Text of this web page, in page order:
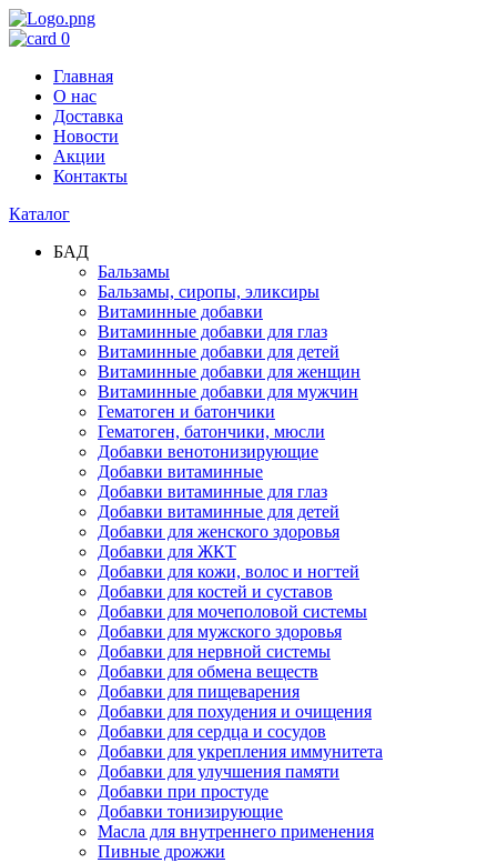
0
Главная
О нас
Доставка
Новости
Акции
Контакты
Каталог
БАД
Бальзамы
Бальзамы, сиропы, эликсиры
Витаминные добавки
Витаминные добавки для глаз
Витаминные добавки для детей
Витаминные добавки для женщин
Витаминные добавки для мужчин
Гематоген и батончики
Гематоген, батончики, мюсли
Добавки венотонизирующие
Добавки витаминные
Добавки витаминные для глаз
Добавки витаминные для детей
Добавки для женского здоровья
Добавки для ЖКТ
Добавки для кожи, волос и ногтей
Добавки для костей и суставов
Добавки для мочеполовой системы
Добавки для мужского здоровья
Добавки для нервной системы
Добавки для обмена веществ
Добавки для пищеварения
Добавки для похудения и очищения
Добавки для сердца и сосудов
Добавки для укрепления иммунитета
Добавки для улучшения памяти
Добавки при простуде
Добавки тонизирующие
Масла для внутреннего применения
Пивные дрожжи